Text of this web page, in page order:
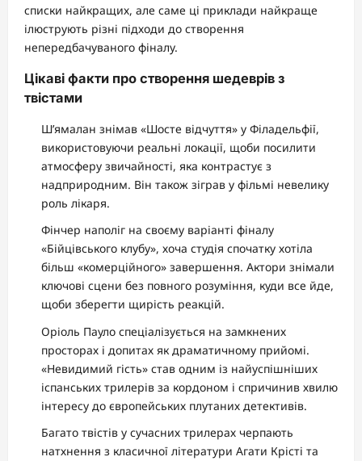
списки найкращих, але саме ці приклади найкраще
ілюструють різні підходи до створення
непередбачуваного фіналу.
Цікаві факти про створення шедеврів з
твістами
Ш’ямалан знімав «Шосте відчуття» у Філадельфії,
використовуючи реальні локації, щоби посилити
атмосферу звичайності, яка контрастує з
надприродним. Він також зіграв у фільмі невелику
роль лікаря.
Фінчер наполіг на своєму варіанті фіналу
«Бійцівського клубу», хоча студія спочатку хотіла
більш «комерційного» завершення. Актори знімали
ключові сцени без повного розуміння, куди все йде,
щоби зберегти щирість реакцій.
Оріоль Пауло спеціалізується на замкнених
просторах і допитах як драматичному прийомі.
«Невидимий гість» став одним із найуспішніших
іспанських трилерів за кордоном і спричинив хвилю
інтересу до європейських плутаних детективів.
Багато твістів у сучасних трилерах черпають
натхнення з класичної літератури Агати Крісті та